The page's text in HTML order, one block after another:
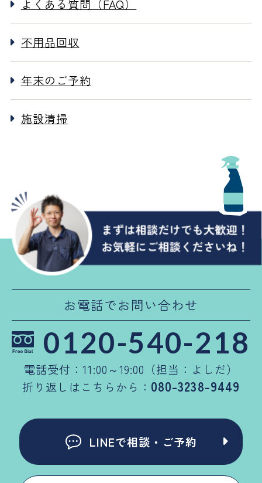
よくある質問（FAQ）
不用品回収
年末のご予約
施設清掃
お電話でお問い合わせ
0120-540-218
電話受付：11:00～19:00（担当：よしだ）
折り返しはこちらから： 080-3238-9449
LINEで相談・ご予約